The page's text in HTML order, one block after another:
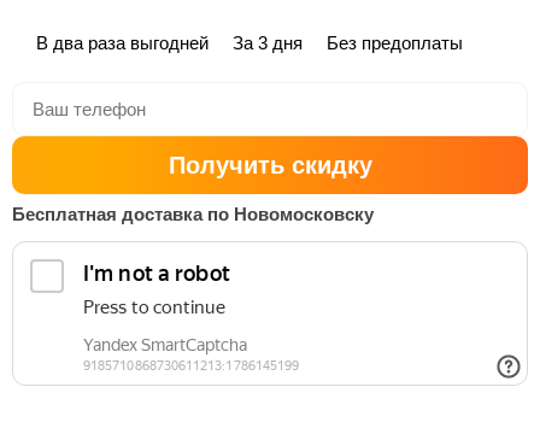
В два раза выгодней За 3 дня Без предоплаты
Получить скидку
Бесплатная доставка по Новомосковску